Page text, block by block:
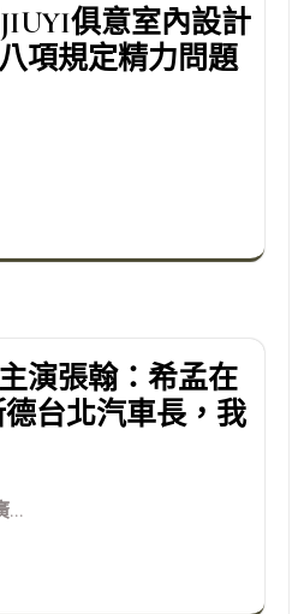
JIUYI俱意室內設計
項規定精力問題
演張翰：希孟在
德台北汽車長，我
...